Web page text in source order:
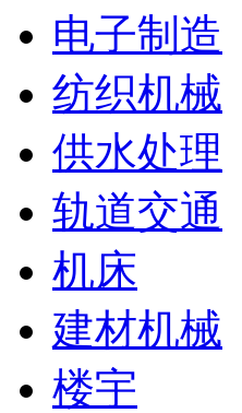
电子制造
纺织机械
供水处理
轨道交通
机床
建材机械
楼宇